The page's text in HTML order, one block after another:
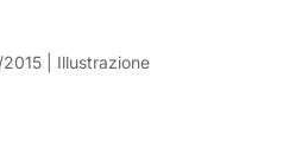
Illustrazione